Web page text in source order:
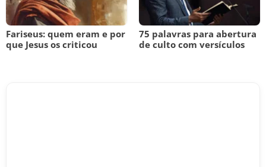
Fariseus: quem eram e por
que Jesus os criticou
75 palavras para abertura
de culto com versículos